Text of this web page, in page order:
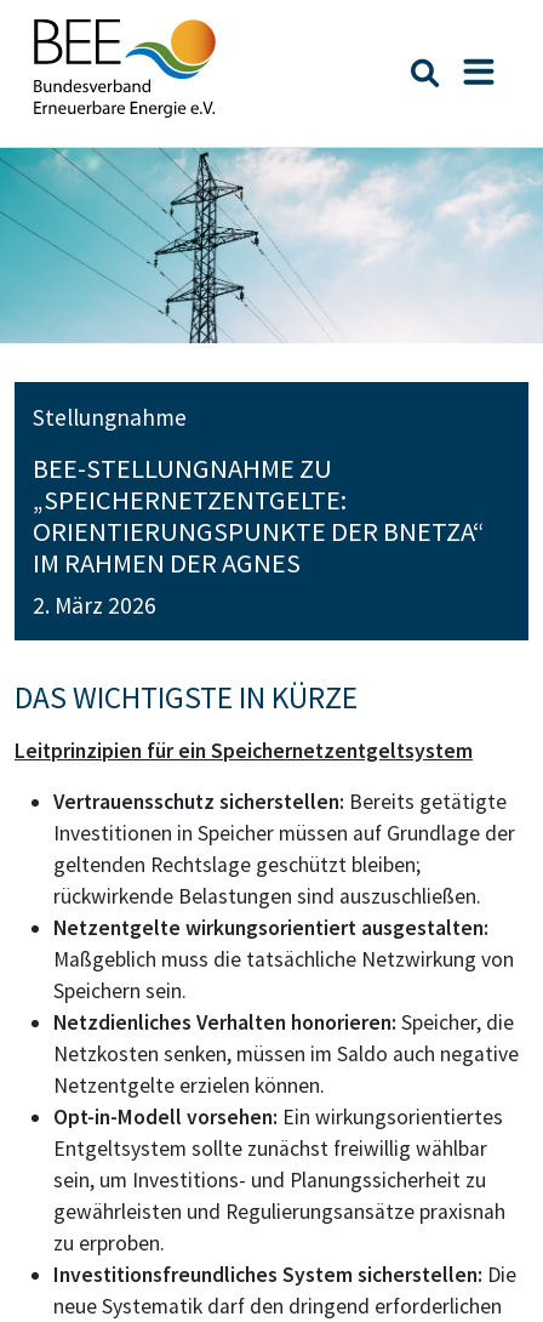
Suche
Stellungnahme
BEE-STELLUNGNAHME ZU
„SPEICHERNETZENTGELTE:
ORIENTIERUNGSPUNKTE DER BNETZA“
IM RAHMEN DER AGNES
2. März 2026
DAS WICHTIGSTE IN KÜRZE
Leitprinzipien für ein Speichernetzentgeltsystem
Vertrauensschutz sicherstellen: Bereits getätigte
Investitionen in Speicher müssen auf Grundlage der
geltenden Rechtslage geschützt bleiben;
rückwirkende Belastungen sind auszuschließen.
Netzentgelte wirkungsorientiert ausgestalten:
Maßgeblich muss die tatsächliche Netzwirkung von
Speichern sein.
Netzdienliches Verhalten honorieren: Speicher, die
Netzkosten senken, müssen im Saldo auch negative
Netzentgelte erzielen können.
Opt-in-Modell vorsehen: Ein wirkungsorientiertes
Entgeltsystem sollte zunächst freiwillig wählbar
sein, um Investitions- und Planungssicherheit zu
gewährleisten und Regulierungsansätze praxisnah
zu erproben.
Investitionsfreundliches System sicherstellen: Die
neue Systematik darf den dringend erforderlichen